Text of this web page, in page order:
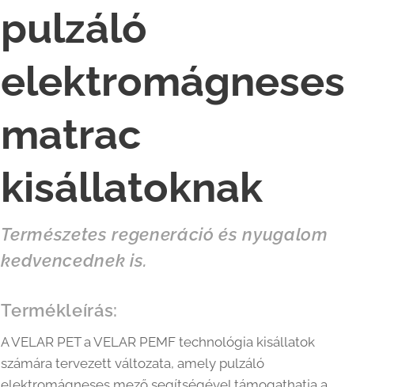
pulzáló
elektromágneses
matrac
kisállatoknak
Természetes regeneráció és nyugalom
kedvencednek is.
Termékleírás:
A VELAR PET a VELAR PEMF technológia kisállatok
számára tervezett változata, amely pulzáló